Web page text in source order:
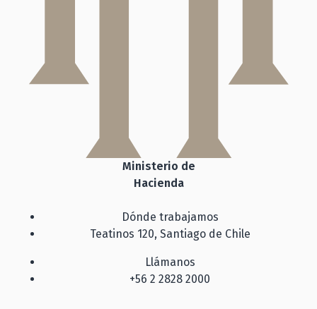
Ministerio de
Hacienda
Dónde trabajamos
Teatinos 120, Santiago de Chile
Llámanos
+56 2 2828 2000